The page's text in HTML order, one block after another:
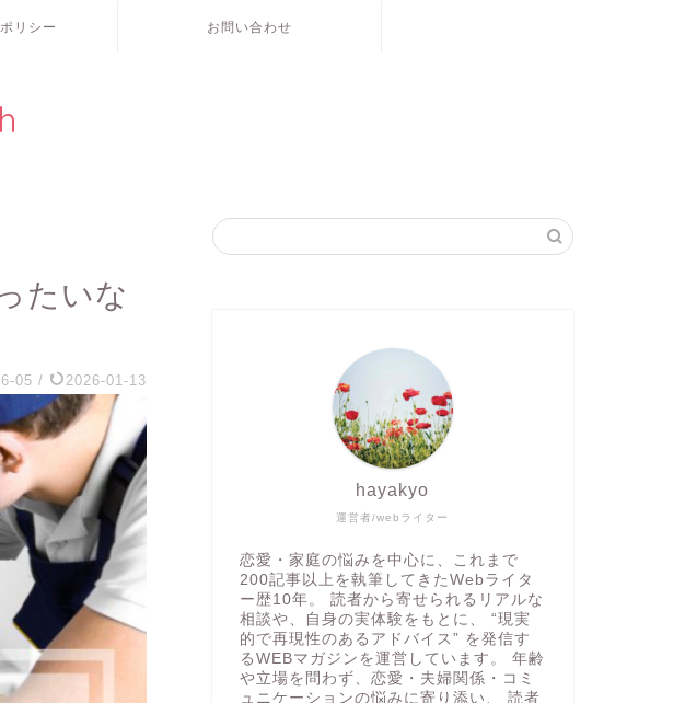
リシー お問い合わせ
たいな
05 / 2026-01-13
運営者/webライター
hayakyo
恋愛・家庭の悩みを中心に、これまで
200記事以上を執筆してきたWebライタ
ー歴10年。 読者から寄せられるリアルな
相談や、自身の実体験をもとに、 “現実
的で再現性のあるアドバイス” を発信す
るWEBマガジンを運営しています。 年齢
や立場を問わず、恋愛・夫婦関係・コミ
ュニケーションの悩みに寄り添い、 読者